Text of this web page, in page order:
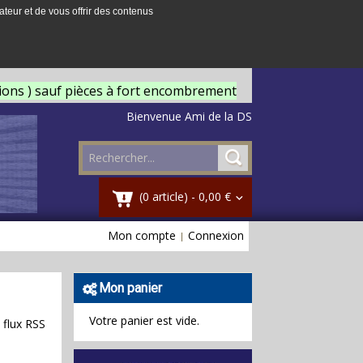
et de vous offrir des contenus
) sauf pièces à fort encombrement
Bienvenue Ami de la DS
(0 article) - 0,00 €
Mon compte Connexion
RSS
Mon panier
Votre panier est vide.